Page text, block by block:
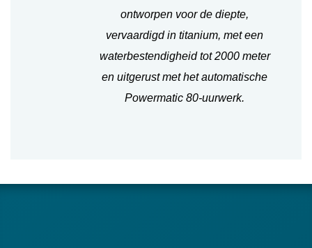
ontworpen voor de diepte,
vervaardigd in titanium, met een
waterbestendigheid tot 2000 meter
en uitgerust met het automatische
Powermatic 80-uurwerk.